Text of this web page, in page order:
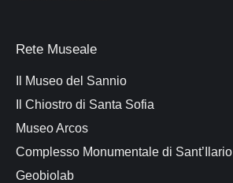
Rete Museale
Il Museo del Sannio
Il Chiostro di Santa Sofia
Museo Arcos
Complesso Monumentale di Sant’Ilario
Geobiolab